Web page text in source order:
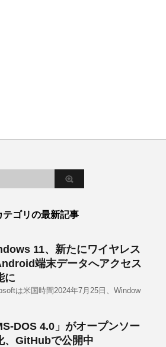
テゴリの最新記事
11、新たにワイヤレス
端末データへアクセス
に
は米国時間2024年7月25日、Window
DOS 4.0」がオープンソー
、GitHubで公開中